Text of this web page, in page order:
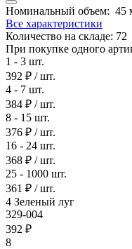
Номинальный объем: 45
Все характеристики
Количество на складе: 72
При покупке одного
1 - 3 шт.
392 ₽ / шт.
4 - 7 шт.
384 ₽ / шт.
8 - 15 шт.
376 ₽ / шт.
16 - 24 шт.
368 ₽ / шт.
25 - 1000 шт.
361 ₽ / шт.
4 Зеленый луг
329-004
392 ₽
8